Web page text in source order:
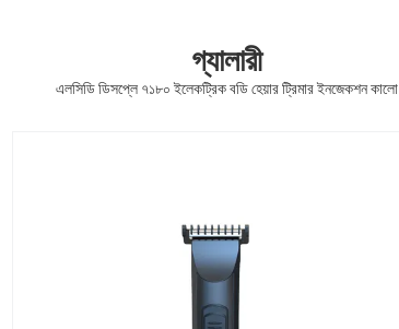
গ্যালারী
এলসিডি ডিসপ্লে ৭১৮০ ইলেকট্রিক বডি হেয়ার ট্রিমার ইনজেকশন কালো